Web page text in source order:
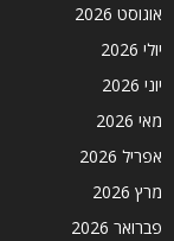
אוגוסט 2026
יולי 2026
יוני 2026
מאי 2026
אפריל 2026
מרץ 2026
פברואר 2026